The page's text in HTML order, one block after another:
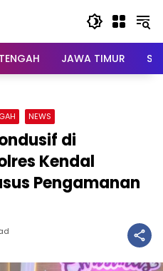
JAWA TIMUR
NEWS
di
Kendal
Pengamanan